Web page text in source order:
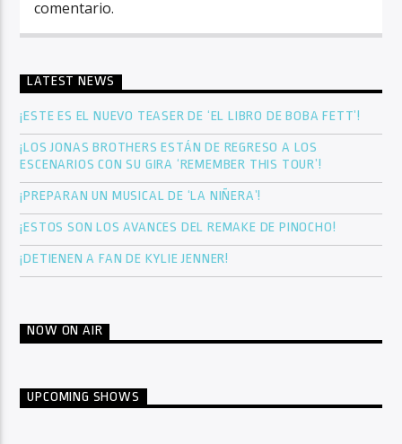
comentario.
LATEST NEWS
¡ESTE ES EL NUEVO TEASER DE ‘EL LIBRO DE BOBA FETT’!
¡LOS JONAS BROTHERS ESTÁN DE REGRESO A LOS
ESCENARIOS CON SU GIRA ‘REMEMBER THIS TOUR’!
¡PREPARAN UN MUSICAL DE ‘LA NIÑERA’!
¡ESTOS SON LOS AVANCES DEL REMAKE DE PINOCHO!
¡DETIENEN A FAN DE KYLIE JENNER!
NOW ON AIR
UPCOMING SHOWS